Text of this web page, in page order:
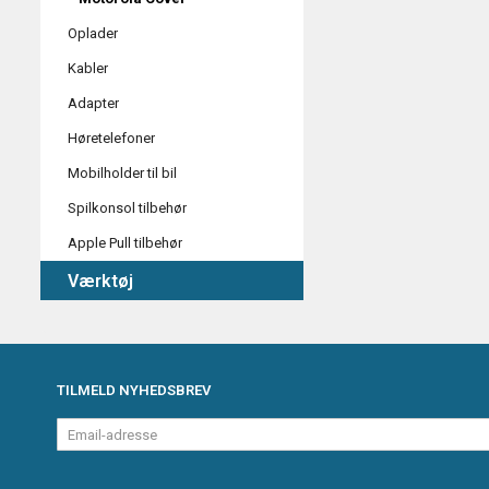
Oplader
Kabler
Adapter
Høretelefoner
Mobilholder til bil
Spilkonsol tilbehør
Apple Pull tilbehør
Værktøj
TILMELD NYHEDSBREV
Email-
adresse